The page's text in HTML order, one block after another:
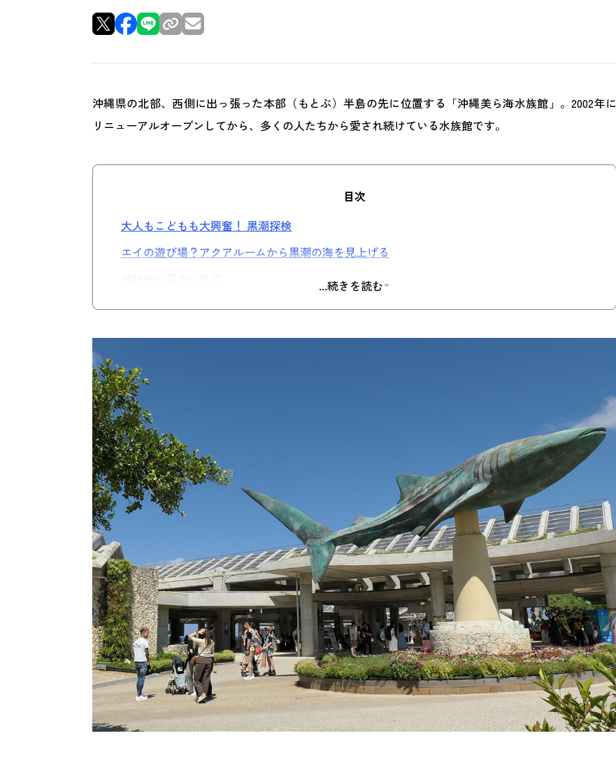
沖縄県の北部、西側に出っ張った本部（もとぶ）半島の先に位置する「沖縄美ら海水族館」。2002年に
リニューアルオープンしてから、多くの人たちから愛され続けている水族館です。
目次
大人もこどもも大興奮！ 黒潮探検
エイの遊び場？アクアルームから黒潮の海を見上げる
...続きを読む